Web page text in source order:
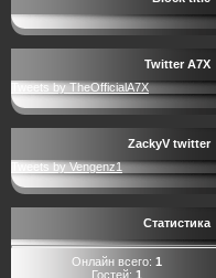
Twitter A7X
Tweets by TheOfficialA7X
ZackyV twitter
Tweets by Vengenz1
Статистика
Онлайн всего: 1
Гостей: 1